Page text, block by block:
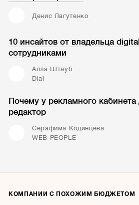
Денис Лагутенко
10 инсайтов от владельца
сотрудниками
Алла Штауб
Dial
Почему у рекламного
редактор
Серафима Кодинцева
WEB PEOPLE
КОМПАНИИ С ПОХОЖИМ БЮДЖЕТОМ